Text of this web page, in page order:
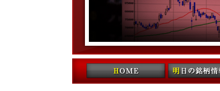
コンテンツへ移動